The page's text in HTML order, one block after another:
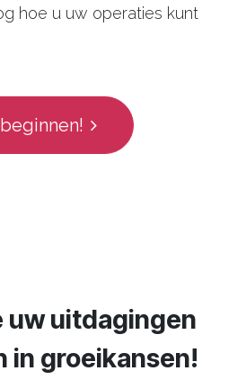
hoe u uw operaties kunt
uw uitdagingen
in groeikansen!